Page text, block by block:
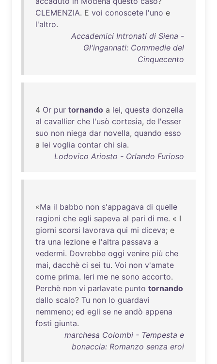
CLEMENZIA. E voi conoscete l'uno e
l'altro.
Accademici Intronati di Siena -
Gl'ingannati: Commedie del
Cinquecento
4 Or pur tornando a lei, questa donzella
al cavallier che l'usò cortesia, de l'esser
suo non niega dar novella, quando esso
a lei voglia contar chi sia.
Lodovico Ariosto - Orlando Furioso
«Ma il babbo non s'appagava di quelle
ragioni che egli sapeva al pari di me. « I
giorni scorsi lavorava qui mi diceva; e
tra una lezione e l'altra passava a
vedermi. Dovrebbe oggi venire più che
mai, dacchè ci sei tu. Voi non v'amate
come prima. Ieri me ne sono accorto.
Perchè non vi parlavate punto tornando
dallo scalo? Tu non lo guardavi
nemmeno; ed egli se ne andò appena
fosti giunta.
marchesa Colombi - Tempesta e
bonaccia: Romanzo senza eroi